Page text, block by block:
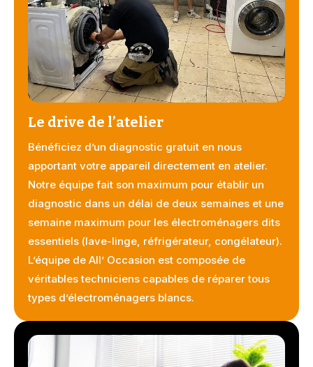
Le drive de l’atelier
Bénéficiez d’un diagnostic gratuit en nous
apportant votre appareil directement en atelier.
Notre équipe fait son maximum pour établir un
diagnostic dans un délai de deux semaines et une
semaine maximum pour les électroménagers dits
essentiels (lave-linge, réfrigérateur, congélateur).
L’équipe de All’ Occasion est composée de
véritables techniciens capables de réparer tous
types d’électroménagers blancs.